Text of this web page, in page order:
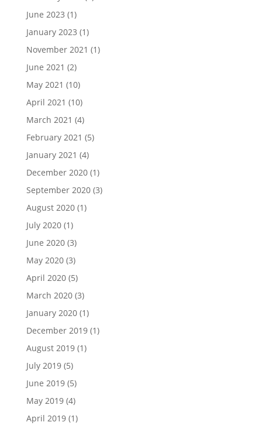
June 2023 (1)
January 2023 (1)
November 2021 (1)
June 2021 (2)
May 2021 (10)
April 2021 (10)
March 2021 (4)
February 2021 (5)
January 2021 (4)
December 2020(1)
September 2020(3)
August 2020(1)
July 2020(1)
June 2020(3)
May 2020(3)
April 2020(5)
March 2020(3)
January 2020(1)
December 2019(1)
August 2019(1)
July 2019(5)
June 2019(5)
May 2019(4)
April 2019(1)